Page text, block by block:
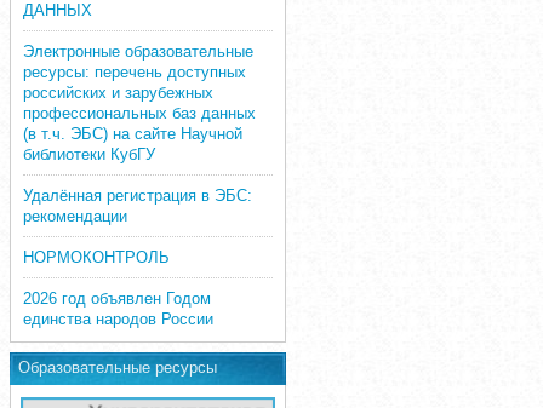
ДАННЫХ
Электронные образовательные
ресурсы: перечень доступных
российских и зарубежных
профессиональных баз данных
(в т.ч. ЭБС) на сайте Научной
библиотеки КубГУ
Удалённая регистрация в ЭБС:
рекомендации
НОРМОКОНТРОЛЬ
2026 год объявлен Годом
единства народов России
Образовательные ресурсы